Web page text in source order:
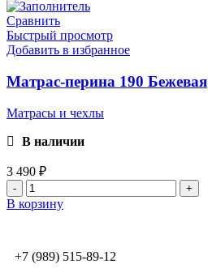
Сравнить
Быстрый просмотр
Добавить в избранное
Матрас-перина 190 Бежевая
Матрасы и чехлы
В наличии
3 490 ₽
В корзину
+7 (989) 515-89-12